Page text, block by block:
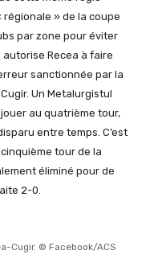
régionale » de la coupe
par zone pour éviter
autorise Recea à faire
sanctionnée par la
Un Metalurgistul
au quatrième tour,
entre temps. C’est
tour de la
éliminé pour de
2-0.
Cugir. © Facebook/ACS